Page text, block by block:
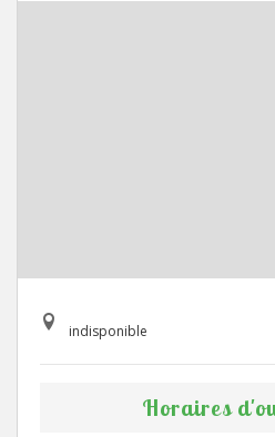
indisponible
Horaires